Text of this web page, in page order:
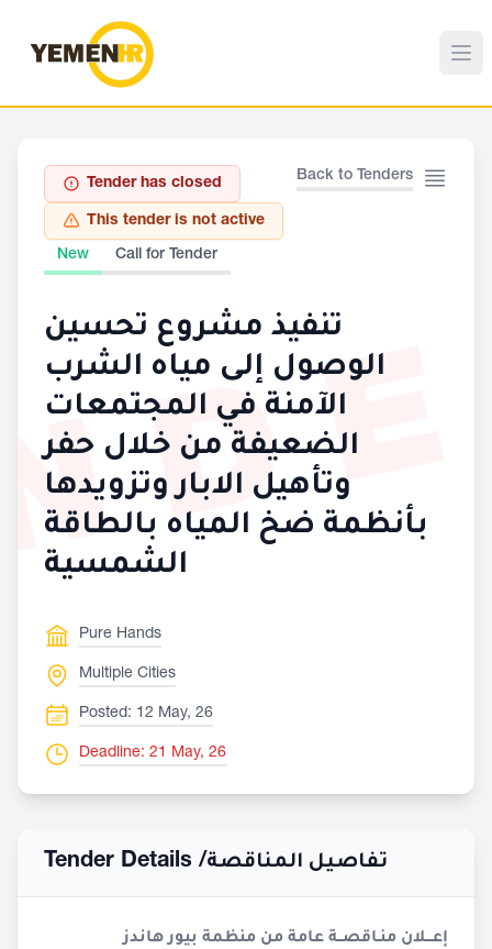
Back to Tenders
Tender has closed
This tender is not active
New Call for Tender
تنفيذ مشروع تحسين
الوصول إلى مياه الشرب
الآمنة في المجتمعات
الضعيفة من خلال حفر
وتأهيل الابار وتزويدها
بأنظمة ضخ المياه بالطاقة
الشمسية
Pure Hands
Multiple Cities
Posted: 12 May, 26
Deadline: 21 May, 26
Tender Details /تفاصيل المناقصة
إعـــلان منـاقصــة عامة من منظمة بيور هاندز